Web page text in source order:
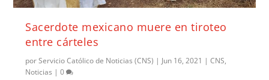
Sacerdote mexicano muere en tiroteo
entre cárteles
porServicio Católico de Noticias (CNS) | Jun 16, 2021 |CNS,
Noticias |0